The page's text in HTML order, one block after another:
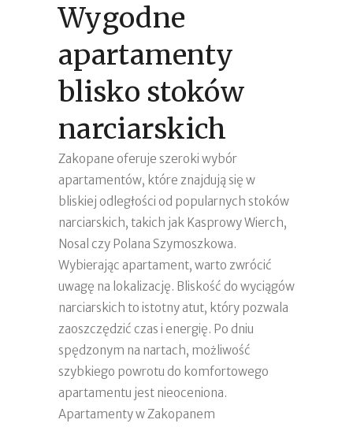
Wygodne
apartamenty
blisko stoków
narciarskich
Zakopane oferuje szeroki wybór
apartamentów, które znajdują się w
bliskiej odległości od popularnych stoków
narciarskich, takich jak Kasprowy Wierch,
Nosal czy Polana Szymoszkowa.
Wybierając apartament, warto zwrócić
uwagę na lokalizację. Bliskość do wyciągów
narciarskich to istotny atut, który pozwala
zaoszczędzić czas i energię. Po dniu
spędzonym na nartach, możliwość
szybkiego powrotu do komfortowego
apartamentu jest nieoceniona.
Apartamenty w Zakopanem